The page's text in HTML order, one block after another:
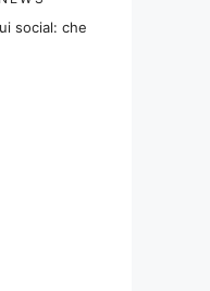
social: che